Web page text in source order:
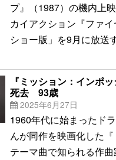
プ』（1987）の機内上
カイアクション『ファ
ショー版」を9月に放送
『ミッション：インポ
死去 93歳
2025年6月27日
1960年代に始まったド
んが同作を映画化した
テーマ曲で知られる作